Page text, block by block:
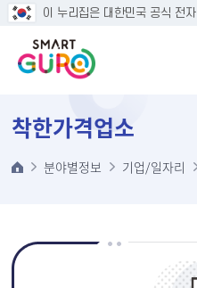
본문
이 누리집은 대한민국 공식 전
착한가격업소
분야별정보 기업/일자리